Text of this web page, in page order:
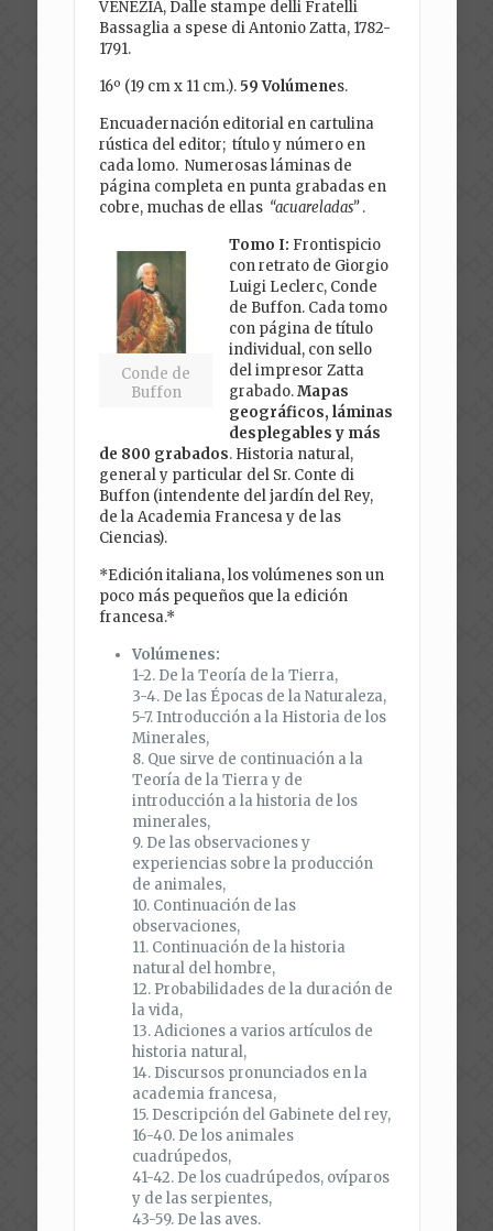
VENEZIA, Dalle stampe delli Fratelli
Bassaglia a spese di Antonio Zatta, 1782-
1791.
16º (19 cm x 11 cm.). 59 Volúmenes.
Encuadernación editorial en cartulina
rústica del editor; título y número en
cada lomo. Numerosas láminas de
página completa en punta grabadas en
cobre, muchas de ellas “acuareladas”.
Conde de
Buffon
Tomo I: Frontispicio
con retrato de Giorgio
Luigi Leclerc, Conde
de Buffon. Cada tomo
con página de título
individual, con sello
del impresor Zatta
grabado.Mapas
geográficos, láminas
desplegables y más
de 800 grabados. Historia natural,
general y particular del Sr. Conte di
Buffon (intendente del jardín del Rey,
de la Academia Francesa y de las
Ciencias).
*Edición italiana, los volúmenes son un
poco más pequeños que la edición
francesa.*
Volúmenes:
1-2. De la Teoría de la Tierra,
3-4. De las Épocas de la Naturaleza,
5-7. Introducción a la Historia de los
Minerales,
8. Que sirve de continuación a la
Teoría de la Tierra y de
introducción a la historia de los
minerales,
9. De las observaciones y
experiencias sobre la producción
de animales,
10. Continuación de las
observaciones,
11. Continuación de la historia
natural del hombre,
12. Probabilidades de la duración de
la vida,
13. Adiciones a varios artículos de
historia natural,
14. Discursos pronunciados en la
academia francesa,
15. Descripción del Gabinete del rey,
16-40. De los animales
cuadrúpedos,
41-42. De los cuadrúpedos, ovíparos
y de las serpientes,
43-59. De las aves.